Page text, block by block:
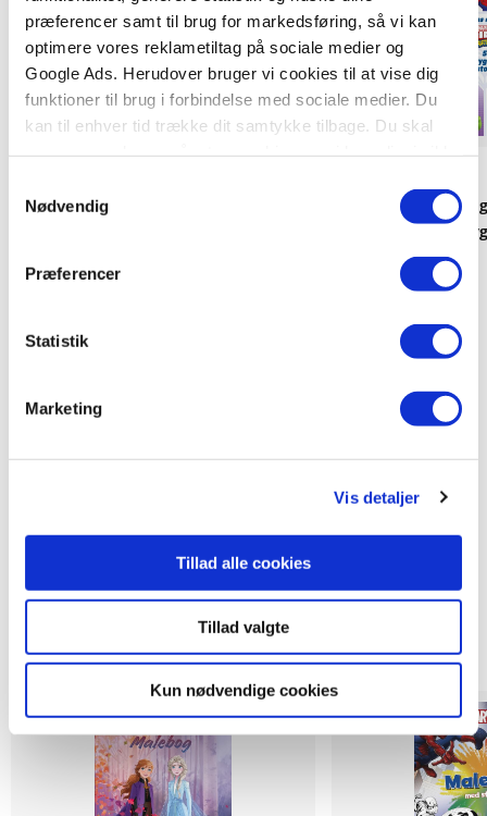
præferencer samt til brug for markedsføring, så vi kan
optimere vores reklametiltag på sociale medier og
Google Ads. Herudover bruger vi cookies til at vise dig
funktioner til brug i forbindelse med sociale medier. Du
kan til enhver tid trække dit samtykke tilbage. Du skal
tilbagetrækker et samtykke.
Nødvendig
Præferencer
Statistik
Marketing
Vis detaljer
Tillad alle cookies
Tillad valgte
Kun nødvendige cookies
De Fantastiske Fire - En rigtig
Marvel
249,95 KR.
Læs med Spidey
venner - fem
Marvel
169,95 KR.
Andre har også købt
Forudbestilling Forudbestilling